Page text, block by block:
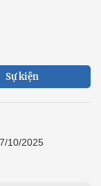
Sự kiện
10/2025